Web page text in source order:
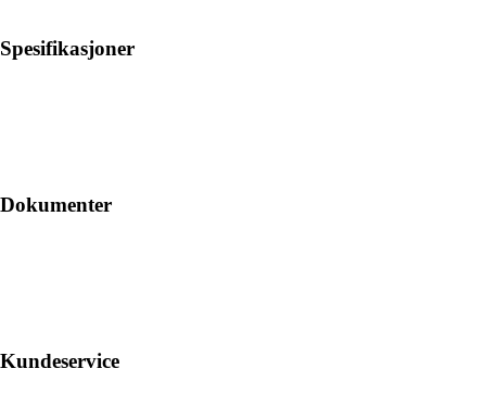
Spesifikasjoner
Dokumenter
Kundeservice